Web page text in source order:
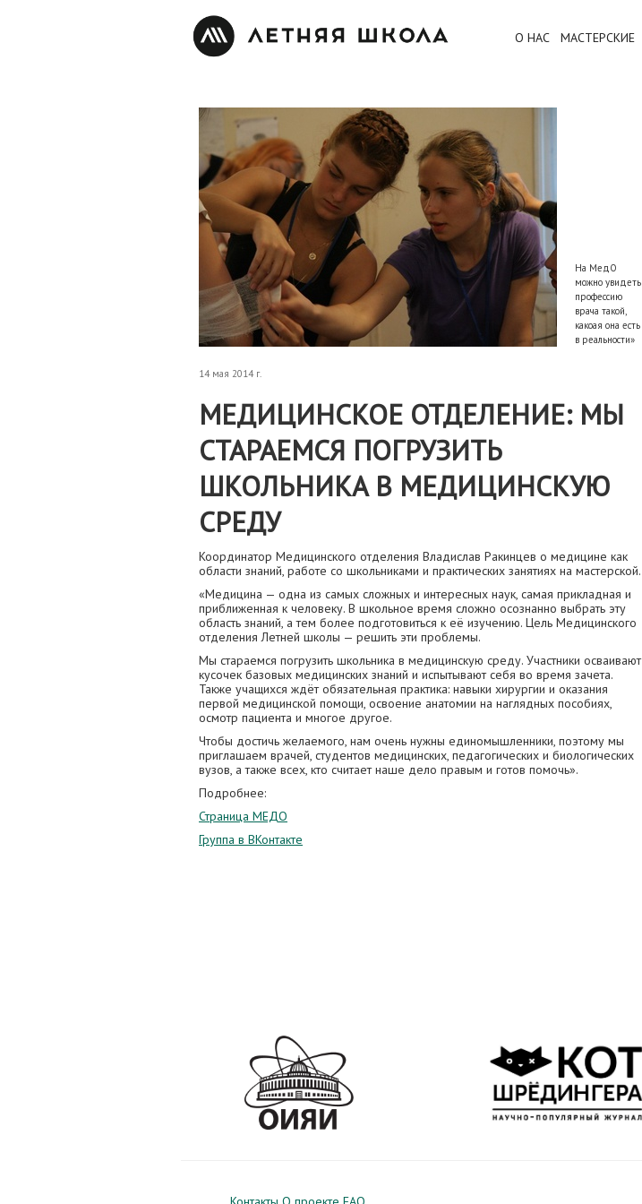
О НАС МАСТЕРСКИЕ
На МедО
можно увидеть
профессию
врача такой,
какоая она есть
в реальности»
14 мая 2014 г.
МЕДИЦИНСКОЕ ОТДЕЛЕНИЕ: МЫ
СТАРАЕМСЯ ПОГРУЗИТЬ
ШКОЛЬНИКА В МЕДИЦИНСКУЮ
СРЕДУ
Координатор Медицинского отделения Владислав Ракинцев о медицине как
области знаний, работе со школьниками и практических занятиях на мастерской.
«Медицина — одна из самых сложных и интересных наук, самая прикладная и
приближенная к человеку. В школьное время сложно осознанно выбрать эту
область знаний, а тем более подготовиться к её изучению. Цель Медицинского
отделения Летней школы — решить эти проблемы.
Мы стараемся погрузить школьника в медицинскую среду. Участники осваивают
кусочек базовых медицинских знаний и испытывают себя во время зачета.
Также учащихся ждёт обязательная практика: навыки хирургии и оказания
первой медицинской помощи, освоение анатомии на наглядных пособиях,
осмотр пациента и многое другое.
Чтобы достичь желаемого, нам очень нужны единомышленники, поэтому мы
приглашаем врачей, студентов медицинских, педагогических и биологических
вузов, а также всех, кто считает наше дело правым и готов помочь».
Подробнее:
Страница МЕДО
Группа в ВКонтакте